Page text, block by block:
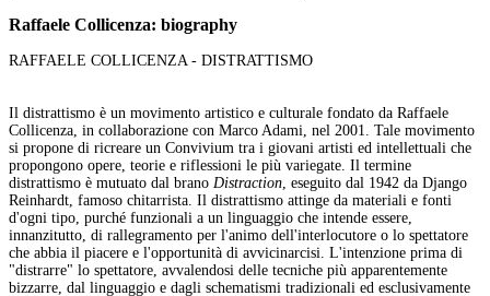
Raffaele Collicenza: biography
RAFFAELE COLLICENZA - DISTRATTISMO
Il distrattismo è un movimento artistico e culturale fondato da Raffaele
Collicenza, in collaborazione con Marco Adami, nel 2001. Tale movimento
si propone di ricreare un Convivium tra i giovani artisti ed intellettuali che
propongono opere, teorie e riflessioni le più variegate. Il termine
distrattismo è mutuato dal brano Distraction, eseguito dal 1942 da Django
Reinhardt, famoso chitarrista. Il distrattismo attinge da materiali e fonti
d'ogni tipo, purché funzionali a un linguaggio che intende essere,
innanzitutto, di rallegramento per l'animo dell'interlocutore o lo spettatore
che abbia il piacere e l'opportunità di avvicinarcisi. L'intenzione prima di
"distrarre" lo spettatore, avvalendosi delle tecniche più apparentemente
bizzarre, dal linguaggio e dagli schematismi tradizionali ed esclusivamente